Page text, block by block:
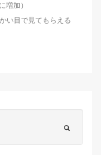
増加）
い目で見てもらえる